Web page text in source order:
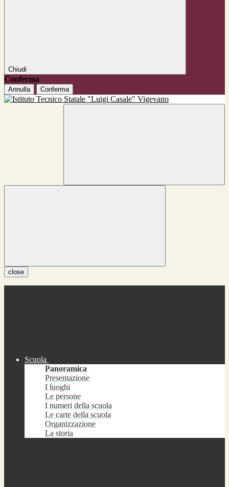
Chiudi
Conferma
Annulla Conferma
close
Scuola
Panoramica
Presentazione
I luoghi
Le persone
I numeri della scuola
Le carte della scuola
Organizzazione
La storia